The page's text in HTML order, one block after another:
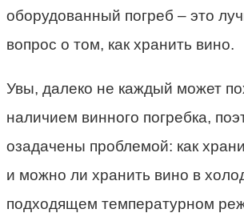
оборудованный погреб – это
вопрос о том, как хранить вино.
Увы, далеко не каждый может
наличием винного погребка,
озадачены проблемой: как
и можно ли хранить вино в
подходящем температурном